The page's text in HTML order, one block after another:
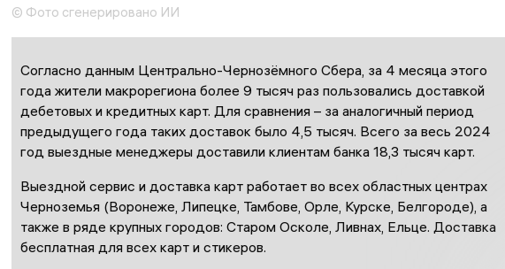
© Фото сгенерировано ИИ
Согласно данным Центрально-Чернозёмного Сбера, за 4 месяца этого
года жители макрорегиона более 9 тысяч раз пользовались доставкой
дебетовых и кредитных карт. Для сравнения – за аналогичный период
предыдущего года таких доставок было 4,5 тысяч. Всего за весь 2024
год выездные менеджеры доставили клиентам банка 18,3 тысяч карт.
Выездной сервис и доставка карт работает во всех областных центрах
Черноземья (Воронеже, Липецке, Тамбове, Орле, Курске, Белгороде), а
также в ряде крупных городов: Старом Осколе, Ливнах, Ельце. Доставка
бесплатная для всех карт и стикеров.